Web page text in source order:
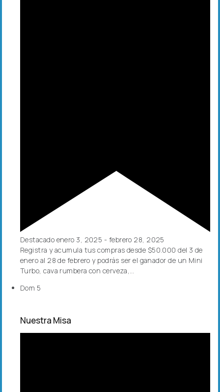
Destacado enero 3, 2025 - febrero 28, 2025
Registra y acumula tus compras desde $50.000 del 3 de
enero al 28 de febrero y podrás ser el ganador de un Mini
Turbo, cava rumbera con cerveza,…
Dom 5
Nuestra Misa